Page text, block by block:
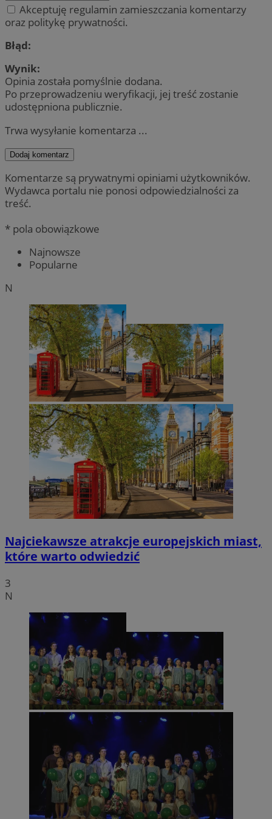
Akceptuję regulamin zamieszczania komentarzy
oraz politykę prywatności.
Błąd:
Wynik:
Opinia została pomyślnie dodana.
Po przeprowadzeniu weryfikacji, jej treść zostanie
udostępniona publicznie.
Trwa wysyłanie komentarza ...
Dodaj komentarz
Komentarze są prywatnymi opiniami użytkowników.
Wydawca portalu nie ponosi odpowiedzialności za
treść.
* pola obowiązkowe
Najnowsze
Popularne
N
Najciekawsze atrakcje europejskich miast,
które warto odwiedzić
3
N